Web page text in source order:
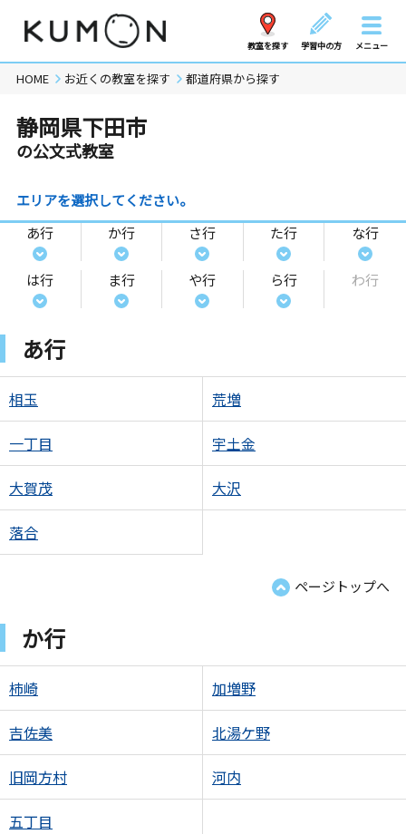
教室を探す 学習中の方 メニュー
HOME お近くの教室を探す 都道府県から探す
静岡県下田市
の公文式教室
エリアを選択してください。
あ行
か行 さ行 た行 な行
は行 ま行 や行 ら行 わ行
あ行
相玉 荒増
一丁目 宇土金
大賀茂 大沢
落合
ページトップへ
か行
柿崎 加増野
吉佐美 北湯ケ野
旧岡方村 河内
五丁目